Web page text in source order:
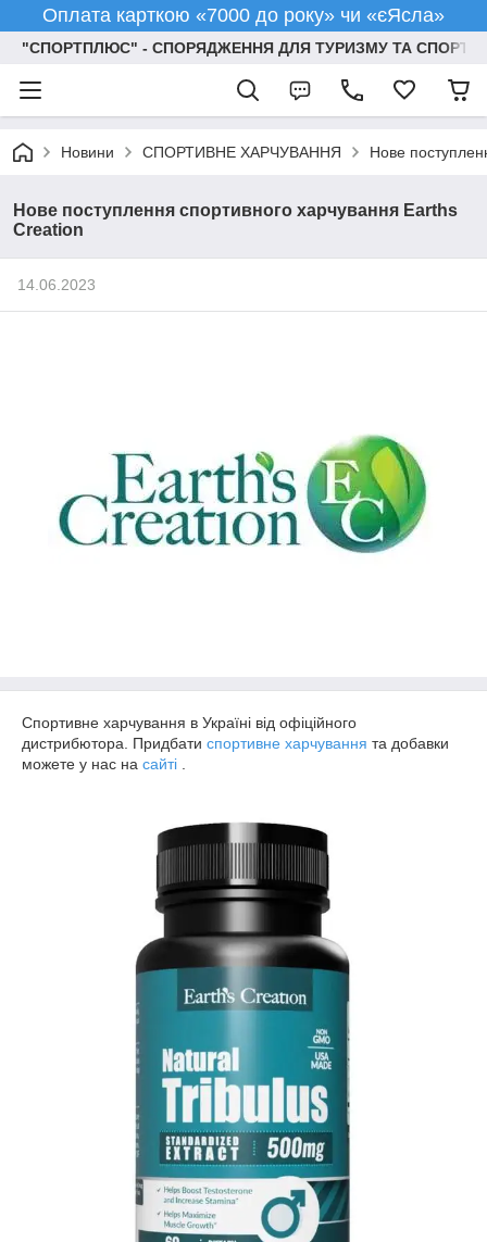
Оплата карткою «7000 до року» чи «єЯсла»
"СПОРТПЛЮС" - СПОРЯДЖЕННЯ ДЛЯ ТУРИЗМУ ТА СПОРТУ
Новини СПОРТИВНЕ ХАРЧУВАННЯ Нове
Нове поступлення спортивного харчування Earths
Creation
14.06.2023
Спортивне харчування в Україні від офіційного
дистрибютора. Придбати спортивне харчування та добавки
можете у нас на сайті